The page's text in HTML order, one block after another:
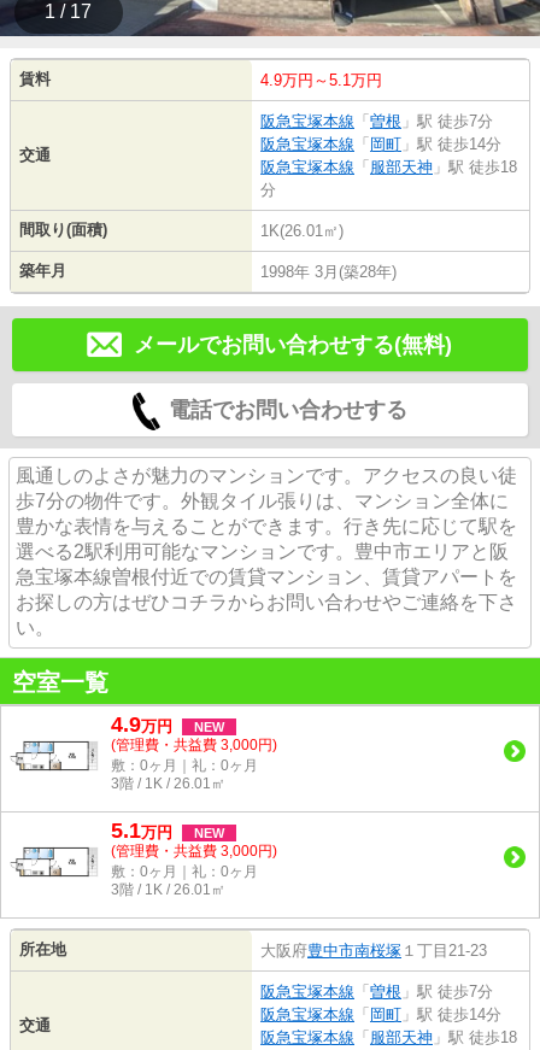
1 / 17
賃料 4.9万円～5.1万円
交通
阪急宝塚本線 「 曽根 」駅 徒歩7分
阪急宝塚本線 「 岡町 」駅 徒歩14分
阪急宝塚本線 「 服部天神 」駅 徒歩18
分
間取り(面積) 1K(26.01㎡)
築年月 1998年 3月(築28年)
メールでお問い合わせする(無料)
電話でお問い合わせする
風通しのよさが魅力のマンションです。アクセスの良い徒
歩7分の物件です。外観タイル張りは、マンション全体に
豊かな表情を与えることができます。行き先に応じて駅を
選べる2駅利用可能なマンションです。豊中市エリアと阪
急宝塚本線曽根付近での賃貸マンション、賃貸アパートを
お探しの方はぜひコチラからお問い合わせやご連絡を下さ
い。
空室一覧
4.9万円 NEW
(管理費・共益費 3,000円)
敷：0ヶ月｜礼：0ヶ月
3階 / 1K / 26.01㎡
5.1万円 NEW
(管理費・共益費 3,000円)
敷：0ヶ月｜礼：0ヶ月
3階 / 1K / 26.01㎡
所在地 大阪府豊中市南桜塚 １丁目21-23
交通
阪急宝塚本線 「 曽根 」駅 徒歩7分
阪急宝塚本線 「 岡町 」駅 徒歩14分
阪急宝塚本線 「 服部天神 」駅 徒歩18